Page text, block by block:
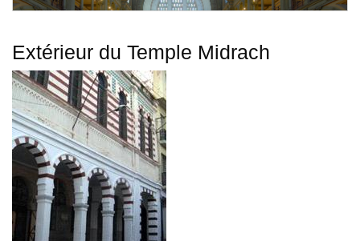
Extérieur du Temple Midrach